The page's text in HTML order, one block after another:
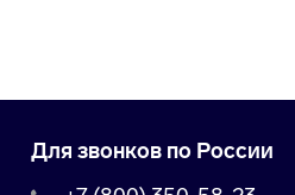
Для звонков по России